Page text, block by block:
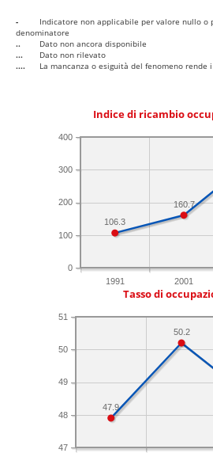
-
Indicatore non applicabile per valore nullo o
denominatore
..
Dato non ancora disponibile
...
Dato non rilevato
....
La mancanza o esiguità del fenomeno rende
Indice di ricambio
1991 2001
0
100
200
300
400
160.7
106.3
Tasso di
47
48
49
50
51
50.2
47.9